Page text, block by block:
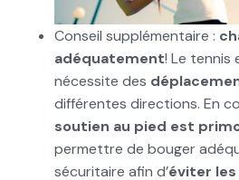
Conseil supplémentaire :
adéquatement! Le tennis
nécessite des
différentes directions. En
soutien au pied est
permettre de bouger
sécuritaire afin d’éviter les